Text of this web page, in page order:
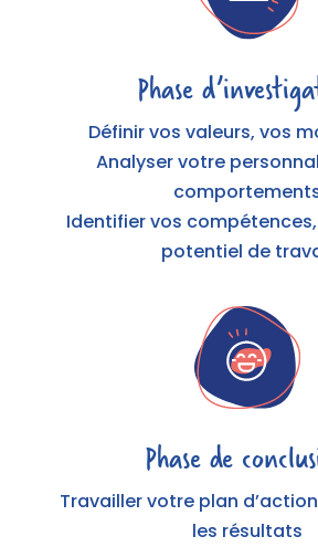
Phase
Définir vos valeurs, vos
Analyser votre
Identifier vos
potentiel de
Phase de
Travailler votre plan
les résultats